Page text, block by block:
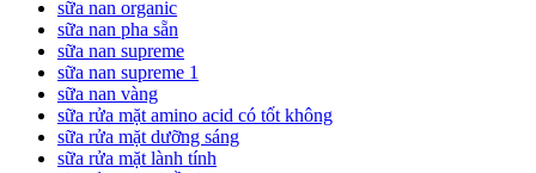
sữa nan organic
sữa nan pha sẵn
sữa nan supreme
sữa nan supreme 1
sữa nan vàng
sữa rửa mặt amino acid có tốt không
sữa rửa mặt dưỡng sáng
sữa rửa mặt lành tính